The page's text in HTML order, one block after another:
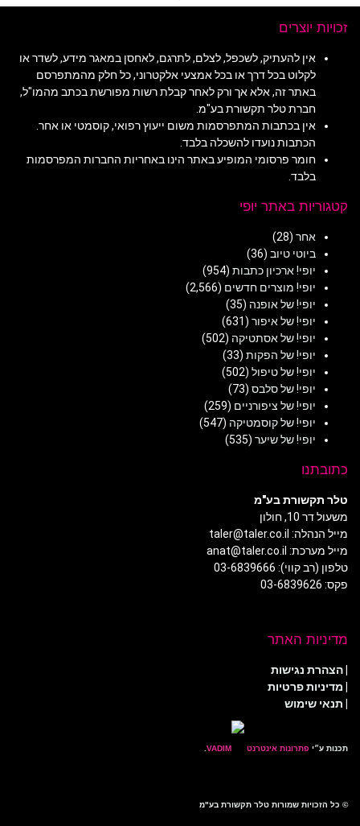
זכויות יוצרים
אין להעתיק, לשכפל, לצלם, לתרגם, לאחסן במאגר מידע, לשדר או
לקלוט בכל דרך או בכל אמצעי אלקטרוני, כל חלק מהמתפרסם
באתר זה, אלא אך ורק לאחר קבלת רשות מפורשת בכתב מהמו"ל,
חברת טלר תקשורת בע"מ.
אין בכתבות המתפרסמות משום ייעוץ רפואי, קוסמטי או אחר.
הכתבות נועדו להשכלה בלבד.
חומר פרסומי המופיע באתר הינו באחריות החברות המפרסמות
בלבד.
קטגוריות באתר יופי
אחר (28)
ביוטי טיוב (36)
יופי! ארכיון כתבות (954)
יופי! מוצרים חדשים (2,566)
יופי! של אופנה (35)
יופי! של איפור (631)
יופי! של אסתטיקה (502)
יופי! של הפקות (33)
יופי! של טיפול (502)
יופי! של סלבס (73)
יופי! של ציפורניים (259)
יופי! של קוסמטיקה (547)
יופי! של שיער (535)
כתובתנו
טלר תקשורת בע"מ
משעול דר 10, חולון
מייל הנהלה: taler@taler.co.il
מייל מערכת: anat@taler.co.il
טלפון (רב קווי): 03-6839666
פקס: 03-6839626
מדיניות האתר
הצהרת נגישות
מדיניות פרטיות
| תנאי שימוש
תכנות ע״י פתרונות אינטרנט
© כל הזכויות שמורות טלר תקשורת בע"מ